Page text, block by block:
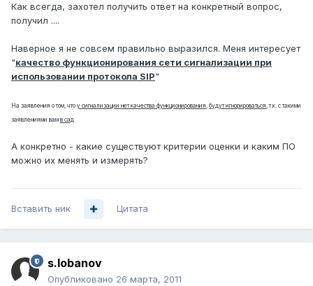
Как всегда, захотел получить ответ на конкретный вопрос,
получил ....
Наверное я не совсем правильно выразился. Меня интересует
"качество функционирования сети сигнализации при
использовании протокола SIP"
На заявления о том, что у сигнализации нет качества функционирования, будут игнорироваться, т.к. с такими
заявлениями вам в сад
А конкретно - какие существуют критерии оценки и каким ПО
можно их менять и измерять?
Вставить ник Цитата
s.lobanov
Опубликовано 26 марта, 2011